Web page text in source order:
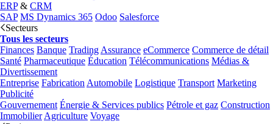
ERP& CRM
SAP MS Dynamics 365 Odoo Salesforce
Secteurs
Tous les secteurs
Finances Banque Trading Assurance eCommerce Commerce de détail
Santé Pharmaceutique Éducation Télécommunications Médias &
Divertissement
Entreprise Fabrication Automobile Logistique Transport Marketing
Publicité
Gouvernement Énergie & Services publics Pétrole et gaz Construction
Immobilier Agriculture Voyage